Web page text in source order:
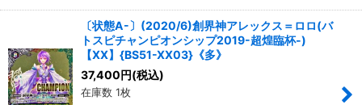
〔状態A-〕(2020/6)創界神アレックス＝ロロ(バ
トスピチャンピオンシップ2019-超煌臨杯-)
【XX】{BS51-XX03}《多》
37,400円(税込)
在庫数 1枚